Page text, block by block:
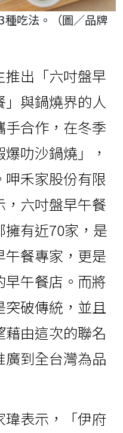
種吃法。（圖／品牌
出「六吋盤早
與鍋燒界的人
合作，在冬季
叻沙鍋燒」，
禾家股份有限
六吋盤早午餐
有近70家，是
餐專家，更是
早午餐店。而將
破傳統，並且
由這次的聯名
到全台灣為品
表示，「伊府